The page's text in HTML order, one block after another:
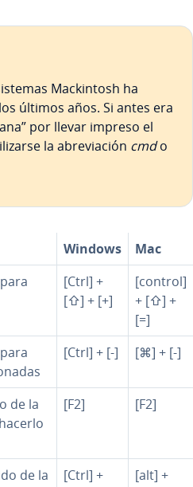
Ma­c­ki­n­to­sh ha
últimos años. Si antes era
por llevar impreso el
la abre­via­ción cmdo
Windows
Mac
[Ctrl] +
[⇧] + [+]
[control]
+ [⇧] +
[=]
[Ctrl] + [-] [⌘] + [-]
de la
[F2] [F2]
de la
[Ctrl] +
[alt] +